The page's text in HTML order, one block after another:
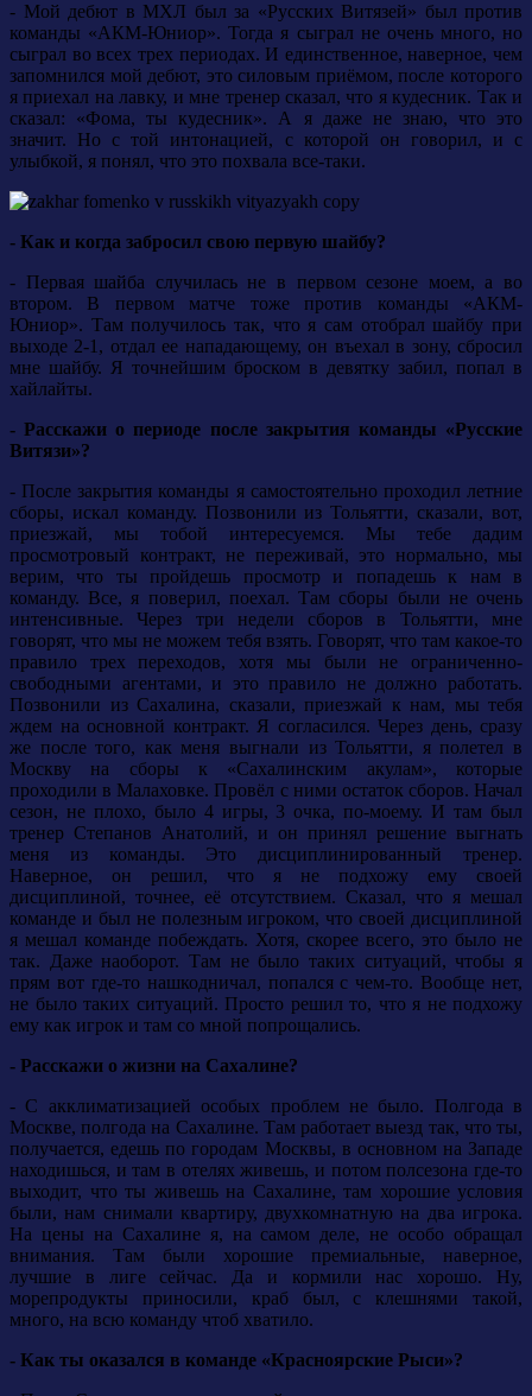
- Мой дебют в МХЛ был за «Русских Витязей» был против
команды «АКМ-Юниор». Тогда я сыграл не очень много, но
сыграл во всех трех периодах. И единственное, наверное, чем
запомнился мой дебют, это силовым приёмом, после которого
я приехал на лавку, и мне тренер сказал, что я кудесник. Так и
сказал: «Фома, ты кудесник». А я даже не знаю, что это
значит. Но с той интонацией, с которой он говорил, и с
улыбкой, я понял, что это похвала все-таки.
- Как и когда забросил свою первую шайбу?
- Первая шайба случилась не в первом сезоне моем, а во
втором. В первом матче тоже против команды «АКМ-
Юниор». Там получилось так, что я сам отобрал шайбу при
выходе 2-1, отдал ее нападающему, он въехал в зону, сбросил
мне шайбу. Я точнейшим броском в девятку забил, попал в
хайлайты.
- Расскажи о периоде после закрытия команды «Русские
Витязи»?
- После закрытия команды я самостоятельно проходил летние
сборы, искал команду. Позвонили из Тольятти, сказали, вот,
приезжай, мы тобой интересуемся. Мы тебе дадим
просмотровый контракт, не переживай, это нормально, мы
верим, что ты пройдешь просмотр и попадешь к нам в
команду. Все, я поверил, поехал. Там сборы были не очень
интенсивные. Через три недели сборов в Тольятти, мне
говорят, что мы не можем тебя взять. Говорят, что там какое-то
правило трех переходов, хотя мы были не ограниченно-
свободными агентами, и это правило не должно работать.
Позвонили из Сахалина, сказали, приезжай к нам, мы тебя
ждем на основной контракт. Я согласился. Через день, сразу
же после того, как меня выгнали из Тольятти, я полетел в
Москву на сборы к «Сахалинским акулам», которые
проходили в Малаховке. Провёл с ними остаток сборов. Начал
сезон, не плохо, было 4 игры, 3 очка, по-моему. И там был
тренер Степанов Анатолий, и он принял решение выгнать
меня из команды. Это дисциплинированный тренер.
Наверное, он решил, что я не подхожу ему своей
дисциплиной, точнее, её отсутствием. Сказал, что я мешал
команде и был не полезным игроком, что своей дисциплиной
я мешал команде побеждать. Хотя, скорее всего, это было не
так. Даже наоборот. Там не было таких ситуаций, чтобы я
прям вот где-то нашкодничал, попался с чем-то. Вообще нет,
не было таких ситуаций. Просто решил то, что я не подхожу
ему как игрок и там со мной попрощались.
- Расскажи о жизни на Сахалине?
- С акклиматизацией особых проблем не было. Полгода в
Москве, полгода на Сахалине. Там работает выезд так, что ты,
получается, едешь по городам Москвы, в основном на Западе
находишься, и там в отелях живешь, и потом полсезона где-то
выходит, что ты живешь на Сахалине, там хорошие условия
были, нам снимали квартиру, двухкомнатную на два игрока.
На цены на Сахалине я, на самом деле, не особо обращал
внимания. Там были хорошие премиальные, наверное,
лучшие в лиге сейчас. Да и кормили нас хорошо. Ну,
морепродукты приносили, краб был, с клешнями такой,
много, на всю команду чтоб хватило.
- Как ты оказался в команде «Красноярские Рыси»?